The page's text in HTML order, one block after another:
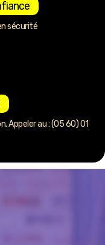
sécurité
Appeler au : (05 60) 01